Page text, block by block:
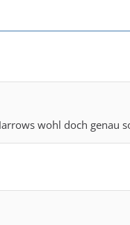
wohl doch genau